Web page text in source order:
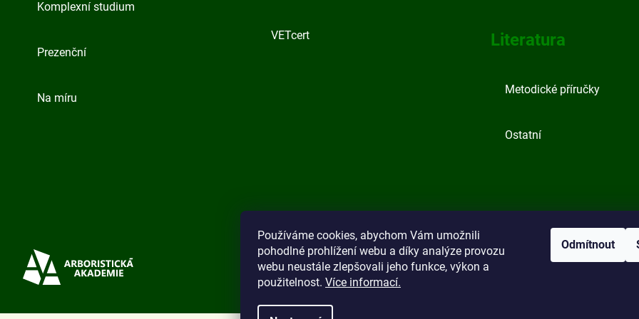
Používáme cookies, abychom Vám umožnili
pohodlné prohlížení webu a díky analýze provozu
webu neustále zlepšovali jeho funkce, výkon a
použitelnost. Více informací.
Odmítnout
Komplexní studium
Prezenční
Na míru
VETcert Literatura
Metodické příručky
Ostatní